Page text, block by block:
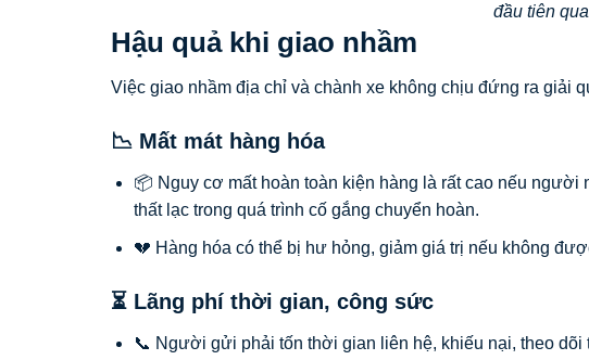
đầu tiên
Hậu quả khi giao nhầm
Việc giao nhầm địa chỉ và chành xe không chịu đứng ra giải
📉 Mất mát hàng hóa
📦 Nguy cơ mất hoàn toàn kiện hàng là rất cao nếu người
thất lạc trong quá trình cố gắng chuyển hoàn.
💔 Hàng hóa có thể bị hư hỏng, giảm giá trị nếu không
⏳ Lãng phí thời gian, công sức
📞 Người gửi phải tốn thời gian liên hệ, khiếu nại, theo dõi